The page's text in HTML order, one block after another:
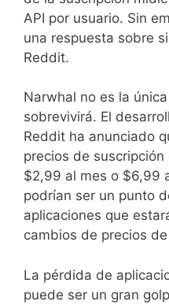
API por usuario. Sin
una respuesta sobre
Reddit.
Narwhal no es la
sobrevivirá. El
Reddit ha anunciado
precios de
$2,99 al mes o $6,99
podrían ser un punto
aplicaciones que
cambios de precios
La pérdida de
puede ser un gran